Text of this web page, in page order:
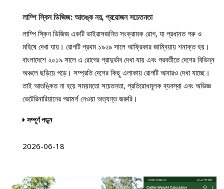
লাম্পি স্কিন ডিজিজ: আতঙ্ক নয়, প্রয়োজন সচেতনতা
লাম্পি স্কিন ডিজিজ একটি ভাইরাসজনিত সংক্রামক রোগ, যা প্রধানত গরু ও
মহিষে দেখা যায়। রোগটি প্রথম ১৯২৯ সালে আফ্রিকার জাম্বিয়ায় শনাক্ত হয়।
বাংলাদেশে ২০১৯ সালে এ রোগের প্রাদুর্ভাব দেখা যায় এবং পরবর্তীতে দেশের বিভিন্ন
অঞ্চলে ছড়িয়ে পড়ে। সম্প্রতি দেশের কিছু এলাকায় রোগটি আবারও দেখা যাচ্ছে।
তাই আতঙ্কিত না হয়ে সময়মতো সচেতনতা, প্রতিরোধমূলক ব্যবস্থা এবং অভিজ্ঞ
ভেটেরিনারিয়ানের পরামর্শ নেওয়া অত্যন্ত জরুরি।
সম্পূর্ণ পড়ুন
2026-06-18